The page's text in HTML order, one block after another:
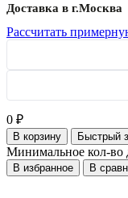
Доставка в г.Москва
Рассчитать
0 ₽
В корзину Быстрый
Минимальное кол-во
В избранное В